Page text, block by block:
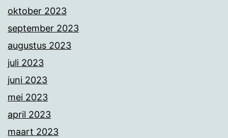
oktober 2023
september 2023
augustus 2023
juli 2023
juni 2023
mei 2023
april 2023
maart 2023